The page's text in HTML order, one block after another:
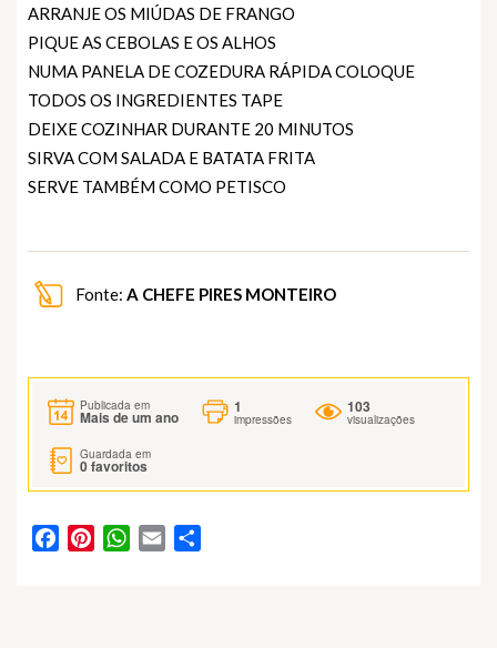
ARRANJE OS MIÚDAS DE FRANGO
PIQUE AS CEBOLAS E OS ALHOS
NUMA PANELA DE COZEDURA RÁPIDA COLOQUE
TODOS OS INGREDIENTES TAPE
DEIXE COZINHAR DURANTE 20 MINUTOS
SIRVA COM SALADA E BATATA FRITA
SERVE TAMBÉM COMO PETISCO
Fonte: A CHEFE PIRES MONTEIRO
Publicada em
Mais de um ano
1
impressões
103
visualizações
Guardada em
0favoritos
FacebookPinterestWhatsApp
Email